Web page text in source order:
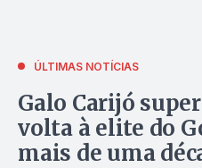
ÚLTIMAS NOTÍCIAS
Galo Carijó
volta à elite do
mais de uma